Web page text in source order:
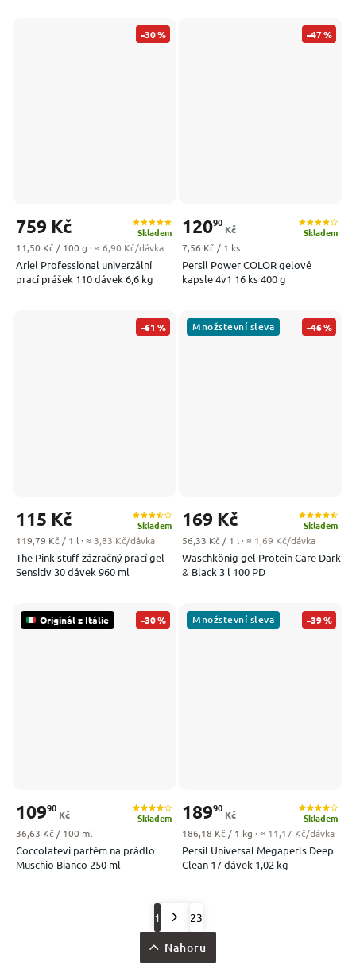
–30 %
Ariel Professional univerzální
prací prášek 110 dávek 6,6 kg
Skladem
759 Kč
Měrná cena:
11,50 Kč / 100 g · ≈ 6,90 Kč/dávka
–47 %
Persil Power COLOR gelové
kapsle 4v1 16 ks 400 g
Skladem
12090
Kč
Měrná cena:
7,56 Kč / 1 ks
–61 %
The Pink stuff zázračný prací gel
Sensitiv 30 dávek 960 ml
Skladem
115 Kč
Měrná cena:
119,79 Kč / 1 l · ≈ 3,83 Kč/dávka
Množstevní sleva –46 %
Waschkönig gel Protein Care Dark
& Black 3 l 100 PD
Skladem
169 Kč
Měrná cena:
56,33 Kč / 1 l · ≈ 1,69 Kč/dávka
Originál z Itálie –30 %
Coccolatevi parfém na prádlo
Muschio Bianco 250 ml
Skladem
10990
Kč
Měrná cena:
36,63 Kč / 100 ml
Množstevní sleva –39 %
Persil Universal Megaperls Deep
Clean 17 dávek 1,02 kg
Skladem
18990
Kč
Měrná cena:
186,18 Kč / 1 kg · ≈ 11,17 Kč/dávka
1 23
Nahoru